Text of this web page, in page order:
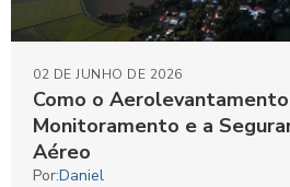
Como o
Monitoramento e a
Aéreo
02 DE JUNHO DE 2026
Por:Daniel